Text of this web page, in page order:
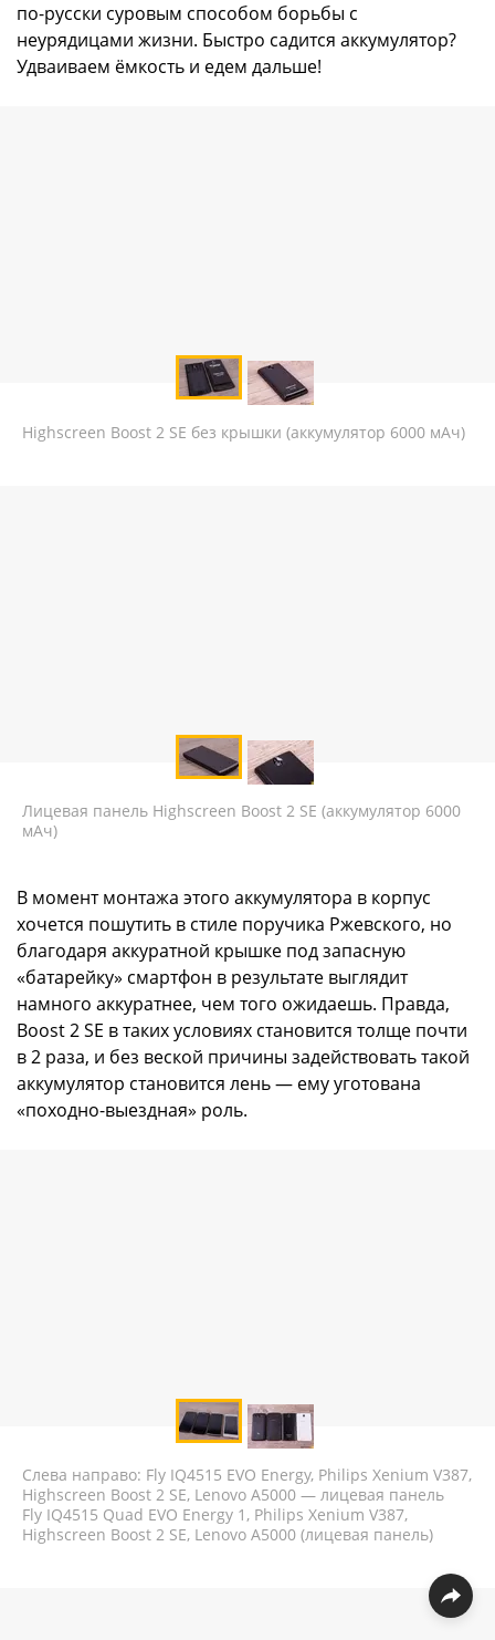
по-русски суровым способом борьбы с
неурядицами жизни. Быстро садится аккумулятор?
Удваиваем ёмкость и едем дальше!
Highscreen Boost 2 SE без крышки (аккумулятор 6000 мАч)
Лицевая панель Highscreen Boost 2 SE (аккумулятор 6000
мАч)
В момент монтажа этого аккумулятора в корпус
хочется пошутить в стиле поручика Ржевского, но
благодаря аккуратной крышке под запасную
«батарейку» смартфон в результате выглядит
намного аккуратнее, чем того ожидаешь. Правда,
Boost 2 SE в таких условиях становится толще почти
в 2 раза, и без веской причины задействовать такой
аккумулятор становится лень — ему уготована
«походно-выездная» роль.
Слева направо: Fly IQ4515 EVO Energy, Philips Xenium V387,
Highscreen Boost 2 SE, Lenovo A5000 — лицевая панель
Fly IQ4515 Quad EVO Energy 1, Philips Xenium V387,
Highscreen Boost 2 SE, Lenovo A5000 (лицевая панель)